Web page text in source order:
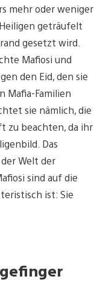
mehr oder weniger
geträufelt
gesetzt wird.
Mafiosi und
den Eid, den sie
Mafia-Familien
sie nämlich, die
zu beachten, da ihr
Das
Welt der
sind auf die
ist: Sie